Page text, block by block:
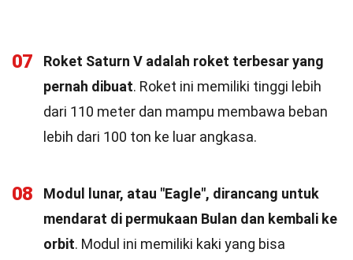
07
Roket Saturn V adalah roket terbesar yang
pernah dibuat. Roket ini memiliki tinggi lebih
dari 110 meter dan mampu membawa beban
lebih dari 100 ton ke luar angkasa.
08
Modul lunar, atau "Eagle", dirancang untuk
mendarat di permukaan Bulan dan kembali ke
orbit. Modul ini memiliki kaki yang bisa